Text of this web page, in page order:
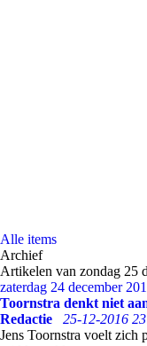
Alle items
Archief
Artikelen van zondag 25
zaterdag 24 december
Toornstra denkt niet
Redactie
25-12-2016
Jens Toornstra voelt